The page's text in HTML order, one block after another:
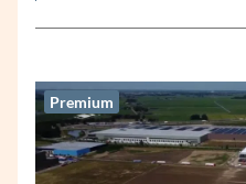
Premium